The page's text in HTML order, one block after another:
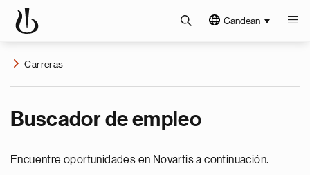
Candean
Carreras
Buscador de empleo
Encuentre oportunidades en Novartis a continuación.